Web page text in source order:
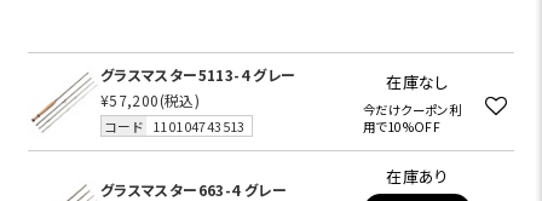
グラスマスター5113-4 グレー
¥57,200(税込)
コード 110104743513
在庫なし
今だけクーポン利
用で10%OFF
グラスマスター663-4 グレー
在庫あり